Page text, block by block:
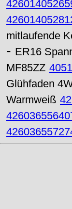
mitlaufende
- ER16
MF85ZZ
Glühfaden
Warmweiß